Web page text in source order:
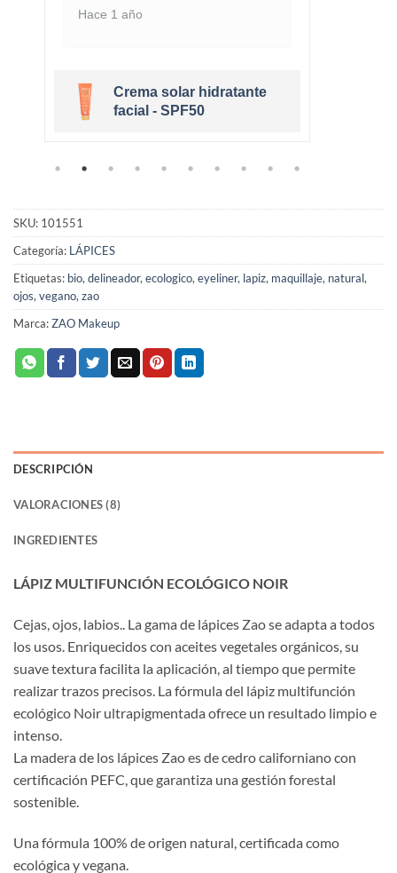
Hace 1 año
Crema solar hidratante
facial - SPF50
SKU: 101551
Categoría: LÁPICES
Etiquetas: bio,delineador,ecologico,eyeliner, lapiz, maquillaje, natural,
ojos,vegano,zao
Marca:ZAO Makeup
DESCRIPCIÓN
VALORACIONES (8)
INGREDIENTES
LÁPIZ MULTIFUNCIÓN ECOLÓGICO NOIR
Cejas, ojos, labios.. La gama de lápices Zao se adapta a todos
los usos. Enriquecidos con aceites vegetales orgánicos, su
suave textura facilita la aplicación, al tiempo que permite
realizar trazos precisos. La fórmula del lápiz multifunción
ecológico Noir ultrapigmentada ofrece un resultado limpio e
intenso.
La madera de los lápices Zao es de cedro californiano con
certificación PEFC, que garantiza una gestión forestal
sostenible.
Una fórmula 100% de origen natural, certificada como
ecológica y vegana.